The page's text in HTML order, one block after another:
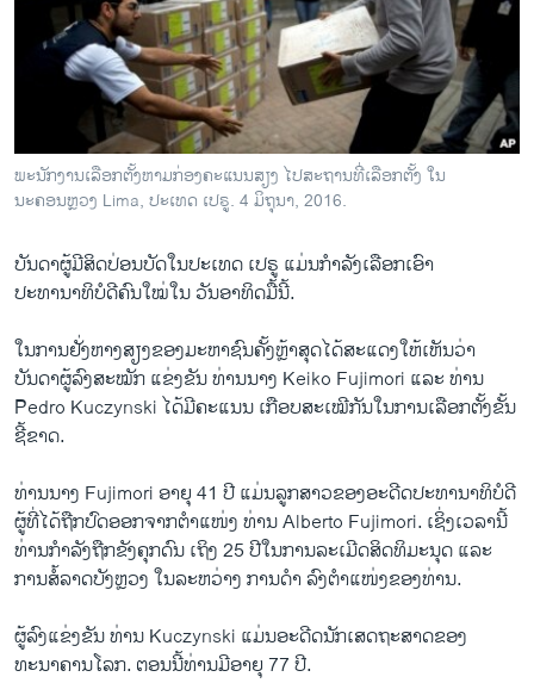
ຊຸມຊົນຊາວລາວ
ວິທະຍາສາດ-ເທັກໂນໂລຈີ
ພາສາອັງກິດ
ວີດີໂອ
ລາຍການກະຈາຍສຽງ
ຕິດຕາມພວກເຮົາ ທີ່
ພາສາຕ່າງໆ
ພະນັກງານເລືອກຕັ້ງຫາມກ່ອງຄະແນນສຽງ ໄປສະຖານທີ່ເລືອກຕັ້ງ ໃນ
ນະຄອນຫຼວງ Lima, ປະເທດ ເປຣູ. 4 ມິຖຸນາ, 2016.
ບັນດາຜູ້ມີ​ສິດ​ປ່ອນ​ບັດໃນປະເທດ ເປຣູ ແມ່ນກຳລັງເລືອກເອົາ
ປະທານາທິບໍດີຄົນໃໝ່ໃນ ວັນອາທິດມື້ນີ້.
ໃນການຢັ່ງຫາງສຽງຂອງມະຫາຊົນຄັ້ງຫຼ້າສຸດໄດ້ສະແດງໃຫ້ເຫັນວ່າ
ບັນດາຜູ້ລົງສະໝັກ ແຂ່ງຂັນ ທ່ານນາງ Keiko Fujimori ແລະ ທ່ານ
Pedro Kuczynski ໄດ້ມີຄະແນນ ເກືອບສະເໝີກັນໃນການເລືອກຕັ້ງຂັ້ນ
ຊີ້ຂາດ.
ທ່ານນາງ Fujimori ອາຍຸ 41 ປີ ແມ່ນລູກສາວຂອງອະດີດປະທານາທິບໍດີ
ຜູ້ທີ່​ໄດ້​ຖືກ​ປົດອອກຈາກ​ຕຳ​ແໜ່​ງ ທ່ານ Alberto Fujimori. ເຊິ່ງ​ເວລານີ້
ທ່ານກຳລັງຖືກຂັງຄຸກດົນ ​ເຖິງ 25 ປີ​ໃນການລະເມີດສິດທິມະນຸດ ແລະ
ການສໍ້ລາດບັງຫຼວງ ໃນລະຫວ່າງ ການດຳ ລົງຕຳແໜ່ງຂອງທ່ານ.
ຜູ້ລົງແຂ່ງຂັນ ທ່ານ Kuczynski ແມ່ນອະດີດນັກເສດຖະສາດຂອງ
ທະນາຄານໂລກ. ຕອນນີ້ທ່ານມີອາຍຸ 77 ປີ.